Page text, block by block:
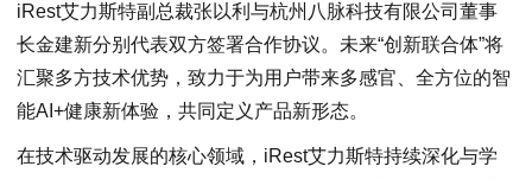
iRest艾力斯特副总裁张以利与杭州八脉科技有限公司董事
长金建新分别代表双方签署合作协议。未来“创新联合体”将
汇聚多方技术优势，致力于为用户带来多感官、全方位的智
能AI+健康新体验，共同定义产品新形态。
在技术驱动发展的核心领域，iRest艾力斯特持续深化与学